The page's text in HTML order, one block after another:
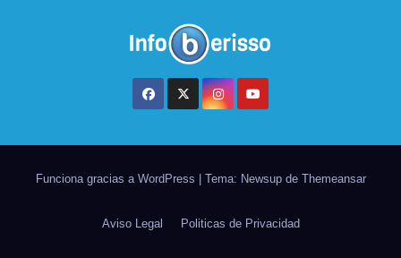
Funciona gracias a WordPress Tema: Newsup de Themeansar
Aviso Legal Politicas de Privacidad